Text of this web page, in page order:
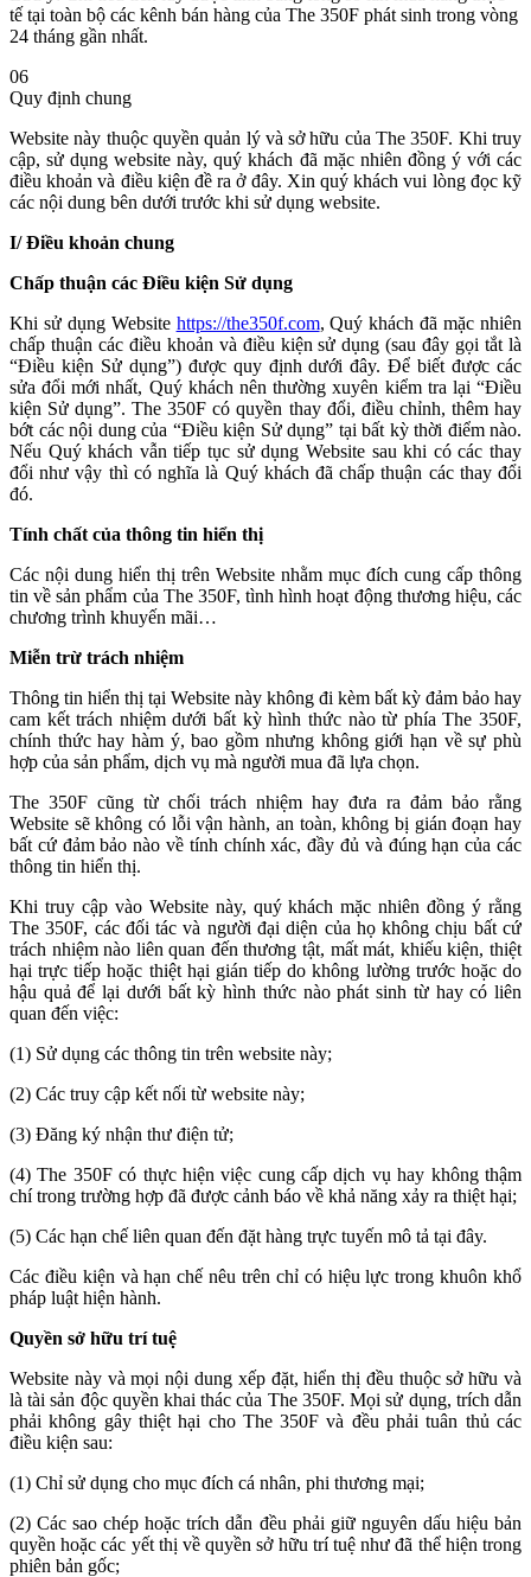
tế tại toàn bộ các kênh bán hàng của The 350F phát sinh trong vòng
24 tháng gần nhất.
06
Quy định chung
Website này thuộc quyền quản lý và sở hữu của The 350F. Khi truy
cập, sử dụng website này, quý khách đã mặc nhiên đồng ý với các
điều khoản và điều kiện đề ra ở đây. Xin quý khách vui lòng đọc kỹ
các nội dung bên dưới trước khi sử dụng website.
I/ Điều khoản chung
Chấp thuận các Điều kiện Sử dụng
Khi sử dụng Website https://the350f.com, Quý khách đã mặc nhiên
chấp thuận các điều khoản và điều kiện sử dụng (sau đây gọi tắt là
“Điều kiện Sử dụng”) được quy định dưới đây. Để biết được các
sửa đổi mới nhất, Quý khách nên thường xuyên kiểm tra lại “Điều
kiện Sử dụng”. The 350F có quyền thay đổi, điều chỉnh, thêm hay
bớt các nội dung của “Điều kiện Sử dụng” tại bất kỳ thời điểm nào.
Nếu Quý khách vẫn tiếp tục sử dụng Website sau khi có các thay
đổi như vậy thì có nghĩa là Quý khách đã chấp thuận các thay đổi
đó.
Tính chất của thông tin hiển thị
Các nội dung hiển thị trên Website nhằm mục đích cung cấp thông
tin về sản phẩm của The 350F, tình hình hoạt động thương hiệu, các
chương trình khuyến mãi…
Miễn trừ trách nhiệm
Thông tin hiển thị tại Website này không đi kèm bất kỳ đảm bảo hay
cam kết trách nhiệm dưới bất kỳ hình thức nào từ phía The 350F,
chính thức hay hàm ý, bao gồm nhưng không giới hạn về sự phù
hợp của sản phẩm, dịch vụ mà người mua đã lựa chọn.
The 350F cũng từ chối trách nhiệm hay đưa ra đảm bảo rằng
Website sẽ không có lỗi vận hành, an toàn, không bị gián đoạn hay
bất cứ đảm bảo nào về tính chính xác, đầy đủ và đúng hạn của các
thông tin hiển thị.
Khi truy cập vào Website này, quý khách mặc nhiên đồng ý rằng
The 350F, các đối tác và người đại diện của họ không chịu bất cứ
trách nhiệm nào liên quan đến thương tật, mất mát, khiếu kiện, thiệt
hại trực tiếp hoặc thiệt hại gián tiếp do không lường trước hoặc do
hậu quả để lại dưới bất kỳ hình thức nào phát sinh từ hay có liên
quan đến việc:
(1) Sử dụng các thông tin trên website này;
(2) Các truy cập kết nối từ website này;
(3) Đăng ký nhận thư điện tử;
(4) The 350F có thực hiện việc cung cấp dịch vụ hay không thậm
chí trong trường hợp đã được cảnh báo về khả năng xảy ra thiệt hại;
(5) Các hạn chế liên quan đến đặt hàng trực tuyến mô tả tại đây.
Các điều kiện và hạn chế nêu trên chỉ có hiệu lực trong khuôn khổ
pháp luật hiện hành.
Quyền sở hữu trí tuệ
Website này và mọi nội dung xếp đặt, hiển thị đều thuộc sở hữu và
là tài sản độc quyền khai thác của The 350F. Mọi sử dụng, trích dẫn
phải không gây thiệt hại cho The 350F và đều phải tuân thủ các
điều kiện sau:
(1) Chỉ sử dụng cho mục đích cá nhân, phi thương mại;
(2) Các sao chép hoặc trích dẫn đều phải giữ nguyên dấu hiệu bản
quyền hoặc các yết thị về quyền sở hữu trí tuệ như đã thể hiện trong
phiên bản gốc;